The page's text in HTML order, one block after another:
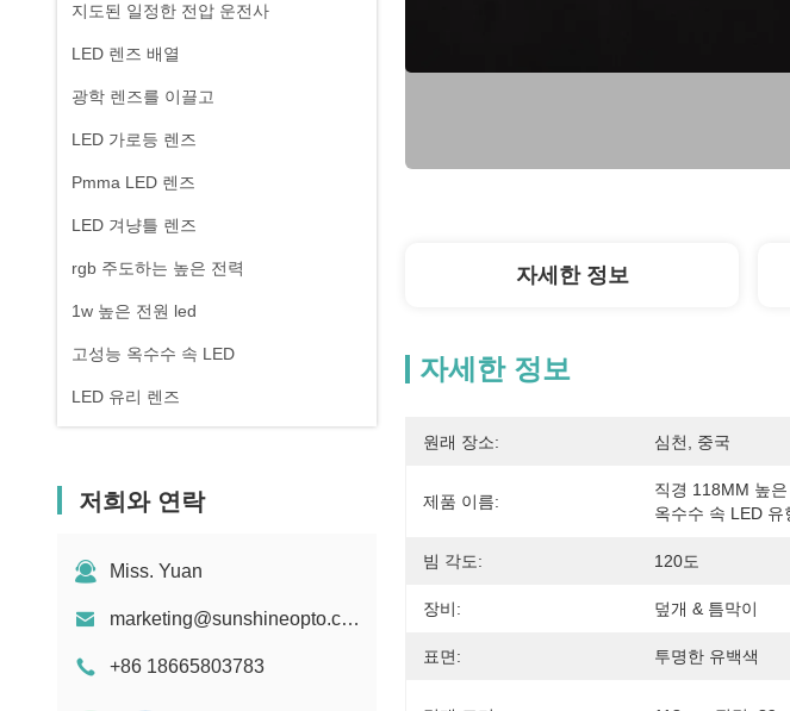
지도된 일정한 전압 운전사
LED 렌즈 배열
광학 렌즈를 이끌고
LED 가로등 렌즈
Pmma LED 렌즈
LED 겨냥틀 렌즈
rgb 주도하는 높은 전력
1w 높은 전원 led
고성능 옥수수 속 LED
LED 유리 렌즈
저희와 연락
Miss. Yuan
marketing@sunshineopto.com
+86 18665803783
자세한 정보
자세한 정보
원래 장소: 심천, 중국
제품 이름:
직경 118MM 높
옥수수 속 LED 유
빔 각도: 120도
장비: 덮개 & 틈막이
표면: 투명한 유백색